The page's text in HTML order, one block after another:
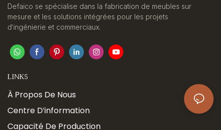
Defaico se spécialise dans la fabrication de meubles sur
mesure et les solutions intégrées pour les projets
d'ingénierie et commerciaux.
LINKS
À Propos De Nous
Centre D'information
Capacité De Production